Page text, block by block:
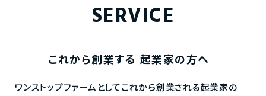
SERVICE
これから創業する 起業家の方へ
ワンストップファームとしてこれから創業される起業家の